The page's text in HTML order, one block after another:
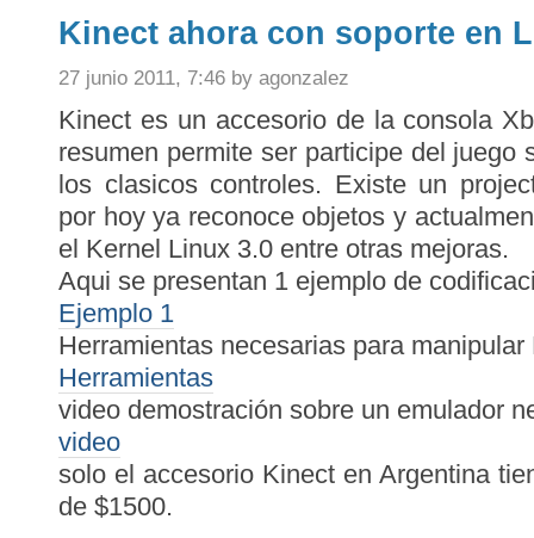
Kinect ahora con soporte en
27 junio 2011, 7:46 by agonzalez
Kinect es un accesorio de la consola
resumen permite ser participe del juego
los clasicos controles. Existe un
por hoy ya reconoce objetos y
el Kernel Linux 3.0 entre otras mejoras.
Aqui se presentan 1 ejemplo de
Ejemplo 1
Herramientas necesarias para manipular
Herramientas
video demostración sobre un emulador
video
solo el accesorio Kinect en Argentina
de $1500.